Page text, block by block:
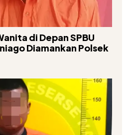
di Depan SPBU
Diamankan Polsek